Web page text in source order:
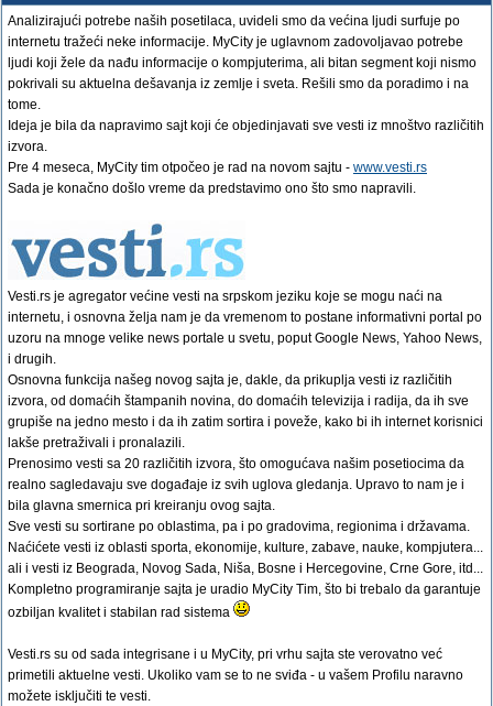
Analizirajući potrebe naših posetilaca, uvideli smo da većina ljudi surfuje po
internetu tražeći neke informacije. MyCity je uglavnom zadovoljavao potrebe
ljudi koji žele da nađu informacije o kompjuterima, ali bitan segment koji nismo
pokrivali su aktuelna dešavanja iz zemlje i sveta. Rešili smo da poradimo i na
tome.
Ideja je bila da napravimo sajt koji će objedinjavati sve vesti iz mnoštvo različitih
izvora.
Pre 4 meseca, MyCity tim otpočeo je rad na novom sajtu - www.vesti.rs
Sada je konačno došlo vreme da predstavimo ono što smo napravili.
Vesti.rs je agregator većine vesti na srpskom jeziku koje se mogu naći na
internetu, i osnovna želja nam je da vremenom to postane informativni portal po
uzoru na mnoge velike news portale u svetu, poput Google News, Yahoo News,
i drugih.
Osnovna funkcija našeg novog sajta je, dakle, da prikuplja vesti iz različitih
izvora, od domaćih štampanih novina, do domaćih televizija i radija, da ih sve
grupiše na jedno mesto i da ih zatim sortira i poveže, kako bi ih internet korisnici
lakše pretraživali i pronalazili.
Prenosimo vesti sa 20 različitih izvora, što omogućava našim posetiocima da
realno sagledavaju sve događaje iz svih uglova gledanja. Upravo to nam je i
bila glavna smernica pri kreiranju ovog sajta.
Sve vesti su sortirane po oblastima, pa i po gradovima, regionima i državama.
Naćićete vesti iz oblasti sporta, ekonomije, kulture, zabave, nauke, kompjutera...
ali i vesti iz Beograda, Novog Sada, Niša, Bosne i Hercegovine, Crne Gore, itd...
Kompletno programiranje sajta je uradio MyCity Tim, što bi trebalo da garantuje
ozbiljan kvalitet i stabilan rad sistema
Vesti.rs su od sada integrisane i u MyCity, pri vrhu sajta ste verovatno već
primetili aktuelne vesti. Ukoliko vam se to ne sviđa - u vašem Profilu naravno
možete isključiti te vesti.